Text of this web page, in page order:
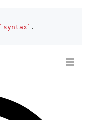
`syntax` .